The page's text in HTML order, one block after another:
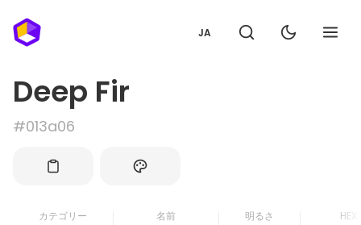
JA
Deep Fir
#013a06
カテゴリー 名前 明るさ HEX